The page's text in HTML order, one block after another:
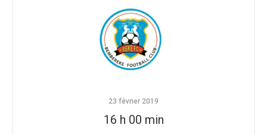
23 février 2019
16 h 00 min